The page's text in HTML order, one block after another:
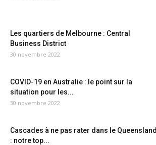
Les quartiers de Melbourne : Central
Business District
30 novembre 2022
COVID-19 en Australie : le point sur la
situation pour les...
30 novembre 2022
Cascades à ne pas rater dans le Queensland
: notre top...